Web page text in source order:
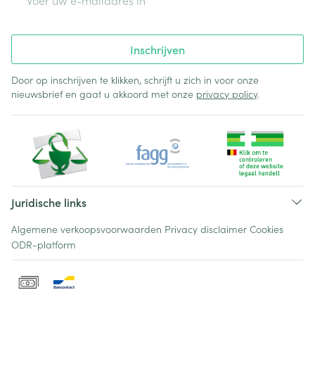
Inschrijven
Door op inschrijven te klikken, schrijft u zich in voor onze
nieuwsbrief en gaat u akkoord met onze privacy policy.
Juridische links
Algemene verkoopsvoorwaarden Privacy disclaimer Cookies
ODR-platform